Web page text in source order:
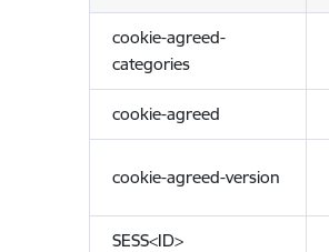
cookie-agreed-
categories
cookie-agreed
cookie-agreed-version
SESS<ID>